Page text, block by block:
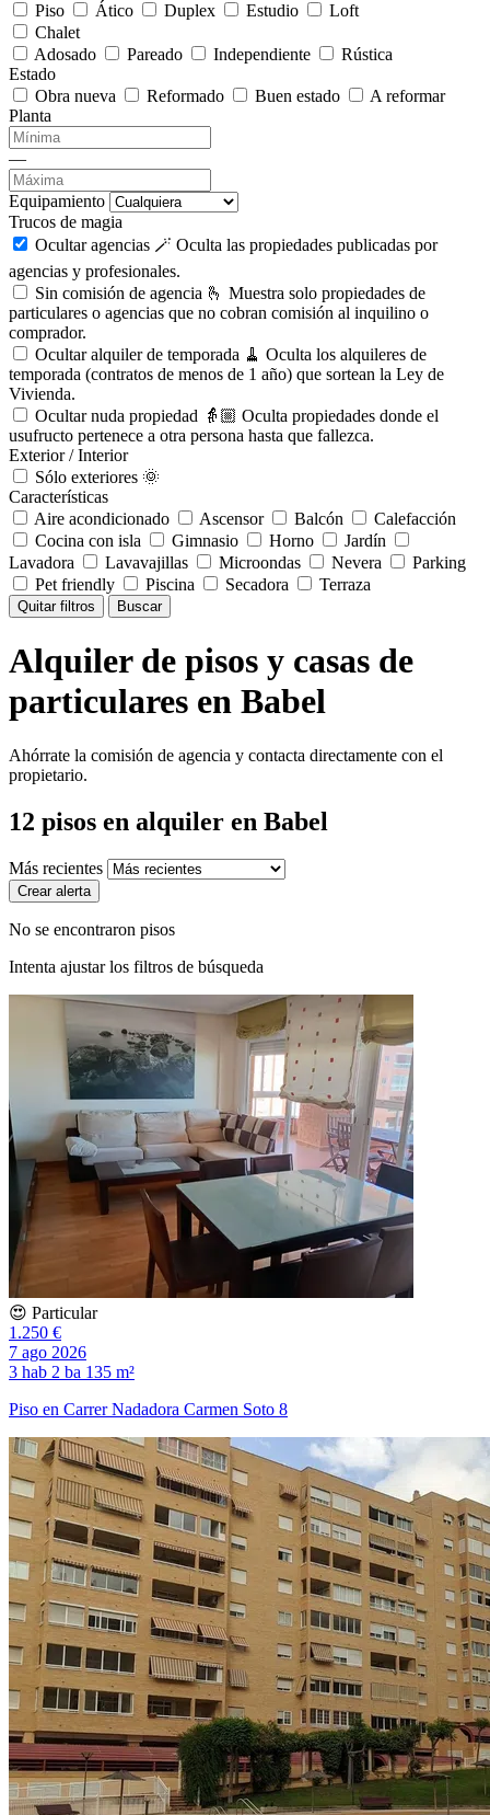
Piso
Ático Duplex Estudio
Loft
Chalet
Adosado
Pareado Independiente
Rústica
Estado
Obra nueva
Reformado Buen estado
A reformar
Planta
—
Equipamiento
Trucos de magia
Ocultar agencias 🪄 Oculta las propiedades publicadas por
agencias y profesionales.
Sin comisión de agencia 🫰 Muestra solo propiedades de
particulares o agencias que no cobran comisión al inquilino o
comprador.
Ocultar alquiler de temporada 🧹 Oculta los alquileres de
temporada (contratos de menos de 1 año) que sortean la Ley de
Vivienda.
Ocultar nuda propiedad 👵🏼 Oculta propiedades donde el
usufructo pertenece a otra persona hasta que fallezca.
Exterior / Interior
Sólo exteriores 🌞
Características
Aire acondicionado
Ascensor Balcón
Calefacción
Cocina con isla
Gimnasio Horno
Jardín
Lavadora
Lavavajillas Microondas Nevera
Parking
Pet friendly
Piscina Secadora Terraza
Quitar filtros Buscar
Alquiler de pisos y casas de
particulares en Babel
Ahórrate la comisión de agencia y contacta directamente con el
propietario.
12 pisos en alquiler en Babel
Más recientes
Crear alerta
No se encontraron pisos
Intenta ajustar los filtros de búsqueda
😍 Particular
1.250 €
7 ago 2026
3 hab 2 ba 135 m²
Piso en Carrer Nadadora Carmen Soto 8